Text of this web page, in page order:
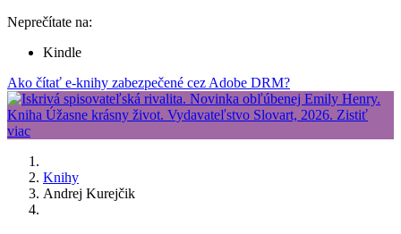
Neprečítate na:
Kindle
Ako čítať e-knihy zabezpečené cez Adobe DRM?
Knihy
Andrej Kurejčik